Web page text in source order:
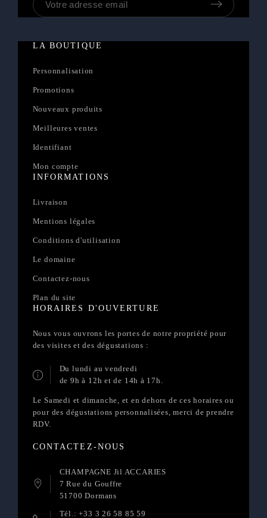
LA BOUTIQUE
Personnalisation
Promotions
Nouveaux produits
Meilleures ventes
Identifiant
Mon compte
INFORMATIONS
Livraison
Mentions légales
Conditions d'utilisation
Le domaine
Contactez-nous
Plan du site
HORAIRES D'OUVERTURE
Nous vous ouvrons les portes de notre propriété pour
des visites et des dégustations :
Du lundi au vendredi
de 9h à 12h et de 14h à 17h.
Le Samedi et dimanche, et en dehors de ces horaires ou
pour des dégustations personnalisées, merci de prendre
RDV.
CONTACTEZ-NOUS
CHAMPAGNE Jil ACCARIES
7 Rue du Gouffre
51700 Dormans
Tél.: +33 3 26 58 85 59